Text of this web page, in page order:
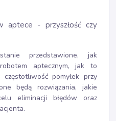
aptece - przyszłość czy
przedstawione, jak
aptecznym, jak to
pomyłek przy
będą rozwiązania, jakie
eliminacji błędów oraz